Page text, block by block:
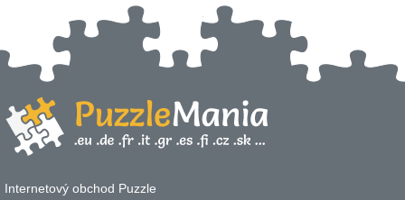
Internetový obchod Puzzle